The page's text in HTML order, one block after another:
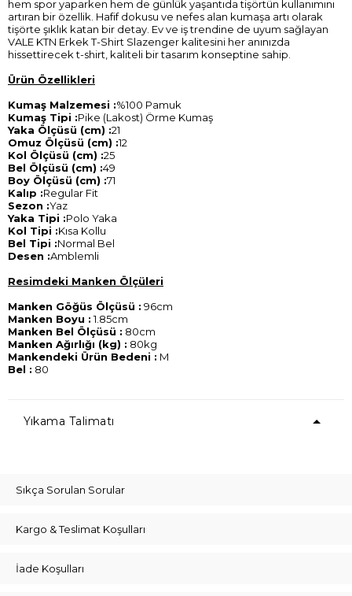
hem spor yaparken hem de günlük yaşantıda tişörtün kullanımını
artıran bir özellik. Hafif dokusu ve nefes alan kumaşa artı olarak
tişörte şıklık katan bir detay. Ev ve iş trendine de uyum sağlayan
VALE KTN Erkek T-Shirt Slazenger kalitesini her anınızda
hissettirecek t-shirt, kaliteli bir tasarım konseptine sahip.
Ürün Özellikleri
Kumaş Malzemesi :%100 Pamuk
Kumaş Tipi :Pike (Lakost) Örme Kumaş
Yaka Ölçüsü (cm) :21
Omuz Ölçüsü (cm) :12
Kol Ölçüsü (cm) :25
Bel Ölçüsü (cm) :49
Boy Ölçüsü (cm) :71
Kalıp :Regular Fit
Sezon :Yaz
Yaka Tipi :Polo Yaka
Kol Tipi :Kısa Kollu
Bel Tipi :Normal Bel
Desen :Amblemli
Resimdeki Manken Ölçüleri
Manken Göğüs Ölçüsü : 96cm
Manken Boyu :1.85cm
Manken Bel Ölçüsü : 80cm
Manken Ağırlığı (kg) : 80kg
Mankendeki Ürün Bedeni : M
Bel : 80
Yıkama Talimatı
Sıkça Sorulan Sorular
Kargo & Teslimat Koşulları
İade Koşulları